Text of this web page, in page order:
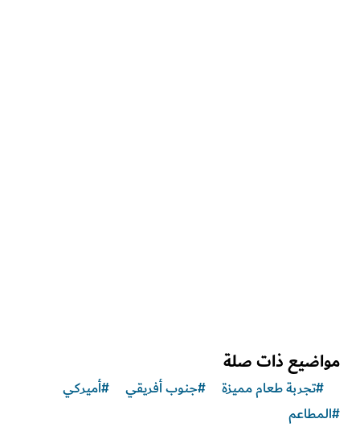
ذات صلة
تجربة طعام مميزة #جنوب أفريقي #أميركي